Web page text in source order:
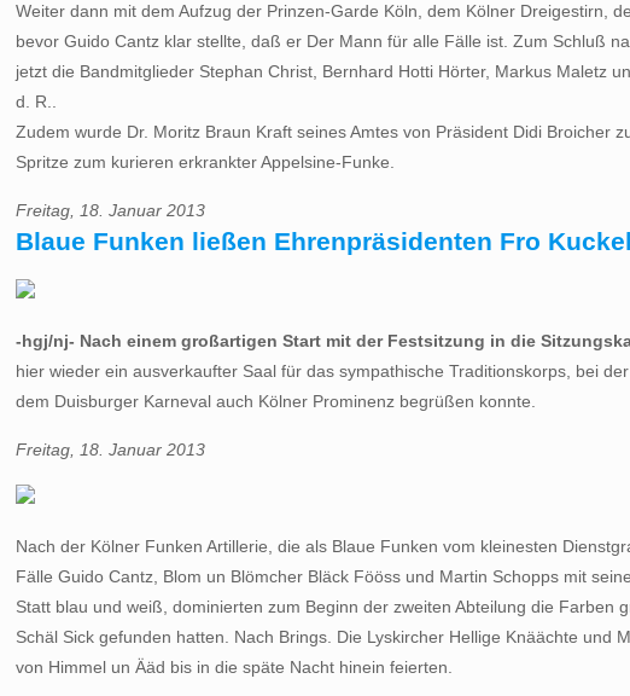
Weiter dann mit dem Aufzug der Prinzen-Garde Köln, dem Kölner Dreigestirn,
bevor Guido Cantz klar stellte, daß er Der Mann für alle Fälle ist. Zum Schluß
jetzt die Bandmitglieder Stephan Christ, Bernhard Hotti Hörter, Markus Maletz
d. R..
Zudem wurde Dr. Moritz Braun Kraft seines Amtes von Präsident Didi
Spritze zum kurieren erkrankter Appelsine-Funke.
Freitag, 18. Januar 2013
Blaue Funken ließen Ehrenpräsidenten Fro
-hgj/nj- Nach einem großartigen Start mit der Festsitzung in die
hier wieder ein ausverkaufter Saal für das sympathische Traditionskorps, bei
dem Duisburger Karneval auch Kölner Prominenz begrüßen konnte.
Freitag, 18. Januar 2013
Nach der Kölner Funken Artillerie, die als Blaue Funken vom kleinesten
Fälle Guido Cantz, Blom un Blömcher Bläck Fööss und Martin Schopps mit
Statt blau und weiß, dominierten zum Beginn der zweiten Abteilung die Farben
Schäl Sick gefunden hatten. Nach Brings. Die Lyskircher Hellige Knäächte und
von Himmel un Ääd bis in die späte Nacht hinein feierten.